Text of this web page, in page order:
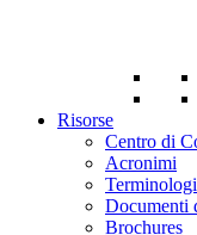
Risorse
Centro di
Acronimi
Documenti
Brochures